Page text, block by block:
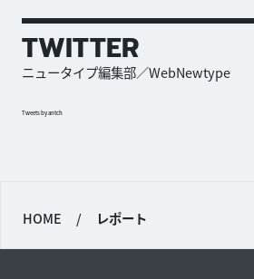
TWITTER
ニュータイプ編集部／WebNewtype
Tweets by antch
HOME / レポート